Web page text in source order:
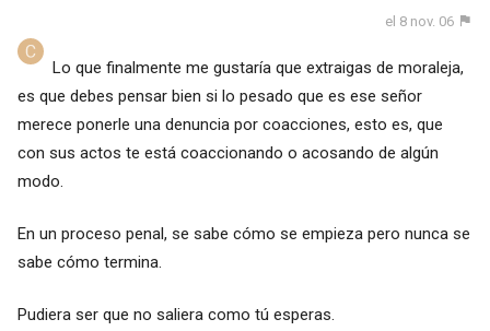
el 8 nov. 06
Lo que finalmente me gustaría que extraigas de moraleja,
es que debes pensar bien si lo pesado que es ese señor
merece ponerle una denuncia por coacciones, esto es, que
con sus actos te está coaccionando o acosando de algún
modo.
En un proceso penal, se sabe cómo se empieza pero nunca se
sabe cómo termina.
Pudiera ser que no saliera como tú esperas.